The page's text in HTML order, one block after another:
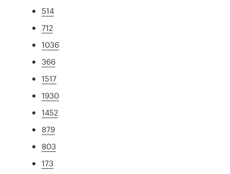
514
712
1036
366
1517
1930
1452
879
803
173